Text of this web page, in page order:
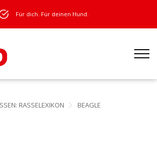
Für dich. Für deinen Hund.
RASSELEXIKON BEAGLE